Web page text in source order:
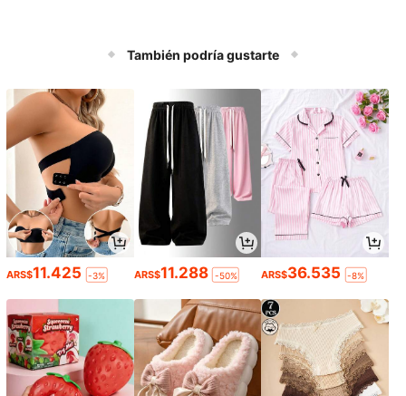
También podría gustarte
ARS$11.425 -3% ARS$11.288 -50% ARS$36.535 -8%